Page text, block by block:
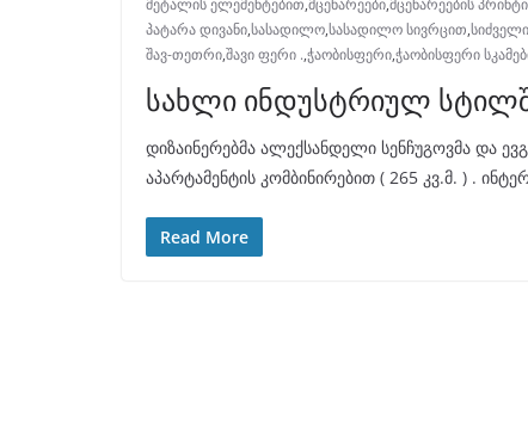
მეტალის ელემენტებით,მცენარეები,მცენარეების
პატარა დივანი,სასადილო,სასადილო სივრცით,
შავ-თეთრი,შავი ფერი .,ჭაობისფერი,ჭაობისფერი
სახლი ინდუსტრიულ
დიზაინერებმა ალექსანდელი სენჩუგოვმა და
აპარტამენტის კომბინირებით ( 265 კვ.მ. ) .
Read More